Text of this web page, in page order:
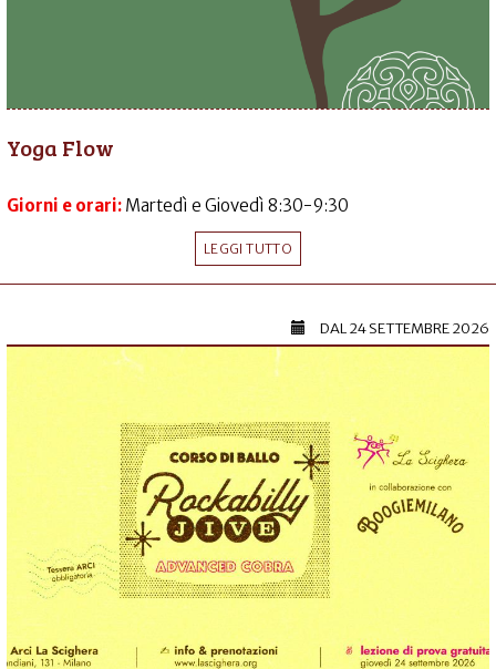
Yoga Flow
Giorni e orari: Martedì e Giovedì 8:30-9:30
LEGGI TUTTO
DAL24 SETTEMBRE 2026